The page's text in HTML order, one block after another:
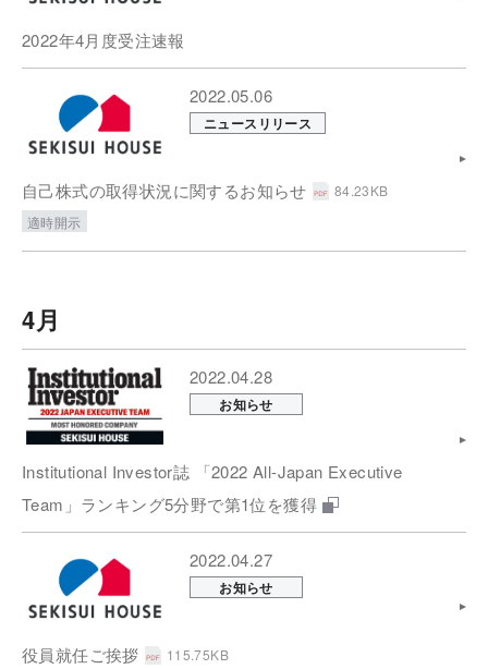
2022年4月度受注速報
2022.05.06
ニュースリリース
自己株式の取得状況に関するお知らせ
84.23KB
適時開示
4月
2022.04.28
お知らせ
Institutional Investor誌 「2022 All-Japan Executive
Team」ランキング5分野で第1位を獲得
2022.04.27
お知らせ
役員就任ご挨拶 115.75KB